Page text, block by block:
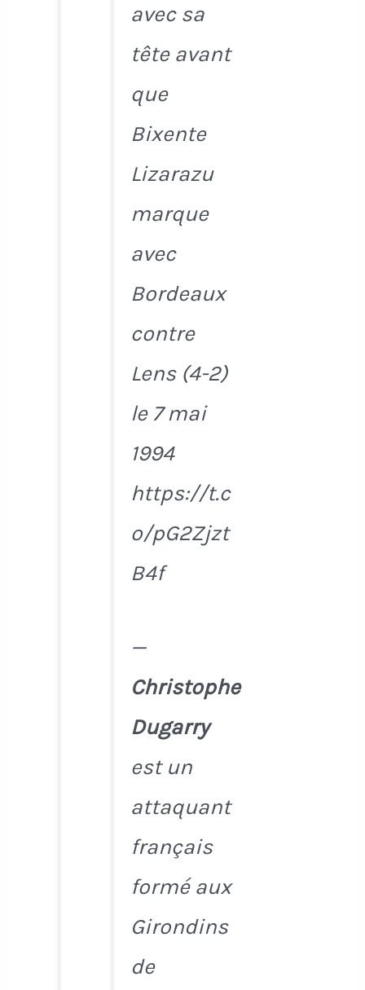
avec sa
tête avant
que
Bixente
Lizarazu
marque
avec
Bordeaux
contre
Lens (4-2)
le 7 mai
1994
https://t.c
o/pG2Zjzt
B4f
—
Christophe
Dugarry
est un
attaquant
français
formé aux
Girondins
de